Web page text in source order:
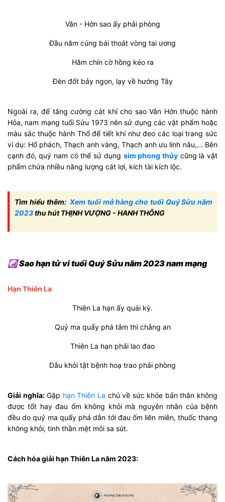
Văn - Hớn sao ấy phải phòng
Đầu năm cúng bái thoát vòng tai ương
Hăm chín cờ hồng kéo ra
Đèn đốt bảy ngọn, lạy về hướng Tây
Ngoài ra, để tăng cường cát khí cho sao Vân Hớn thuộc hành
Hỏa, nam mạng tuổi Sửu 1973 nên sử dụng các vật phẩm hoặc
màu sắc thuộc hành Thổ để tiết khí như đeo các loại trang sức
ví dụ: Hổ phách, Thạch anh vàng, Thạch anh ưu linh nâu,... Bên
cạnh đó, quý nam có thể sử dụng sim phong thủycũng là vật
phẩm chứa nhiều năng lượng cát lợi, kích tài kích lộc.
Tìm hiểu thêm: Xem tuổi mở hàng cho tuổi Quý Sửu năm
2023thu hút THỊNH VƯỢNG - HANH THÔNG
☯ Sao hạn tử vi tuổi Quý Sửu năm 2023 nam mạng
Hạn Thiên La
Thiên La hạn ấy quái kỳ.
Quỷ ma quấy phá tâm thì chẳng an
Thiên La hạn phải lao đao
Dẫu khỏi tật bệnh hoạ trao phải phòng
Giải nghĩa:Gặp hạn Thiên La chủ về sức khỏe bản thân không
được tốt hay đau ốm không khỏi mà nguyên nhân của bệnh
đều do quỷ ma quấy phá dẫn tới đau ốm liên miên, thuốc thang
không khỏi, tinh thần mệt mỏi sa sút.
Cách hóa giải hạn Thiên La năm 2023: